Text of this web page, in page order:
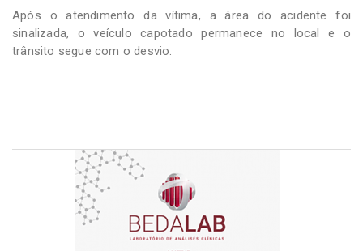
Após o atendimento da vítima, a área do acidente foi
sinalizada, o veículo capotado permanece no local e o
trânsito segue com o desvio.